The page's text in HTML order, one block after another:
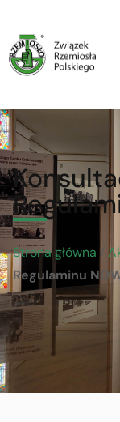
Strona główna /
Regulaminu